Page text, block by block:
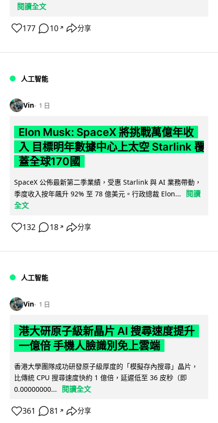
閱讀全文
177 10 ↗ 分享
人工智能
Vin 1 日
Elon Musk: SpaceX 將挑戰萬億年收
入 目標明年數據中心上太空 Starlink 覆
蓋全球170國
SpaceX 公佈最新第二季業績，受惠 Starlink 與 AI 業務帶動，
季度收入按年飆升 92% 至 78 億美元。行政總裁 Elon...
閱讀
全文
132 18 ↗ 分享
人工智能
Vin 1 日
港大研原子級新晶片 AI 搜尋速度提升
一億倍 手機人臉識別免上雲端
香港大學團隊成功研發原子級厚度的「模擬存內搜尋」晶片，
比傳統 CPU 搜尋速度快約 1 億倍，延遲低至 36 皮秒（即
0.00000000...
閱讀全文
361 81 ↗ 分享